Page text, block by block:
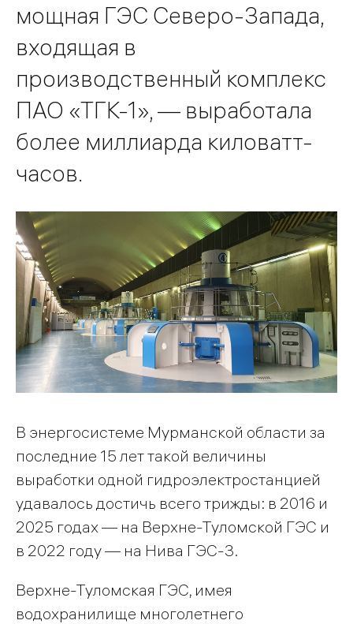
мощная ГЭС Северо-Запада,
входящая в
производственный комплекс
ПАО «ТГК-1», — выработала
более миллиарда киловатт-
часов.
В энергосистеме Мурманской области за
последние 15 лет такой величины
выработки одной гидроэлектростанцией
удавалось достичь всего трижды: в 2016 и
2025 годах — на Верхне-Туломской ГЭС и
в 2022 году — на Нива ГЭС-3.
Верхне-Туломская ГЭС, имея
водохранилище многолетнего